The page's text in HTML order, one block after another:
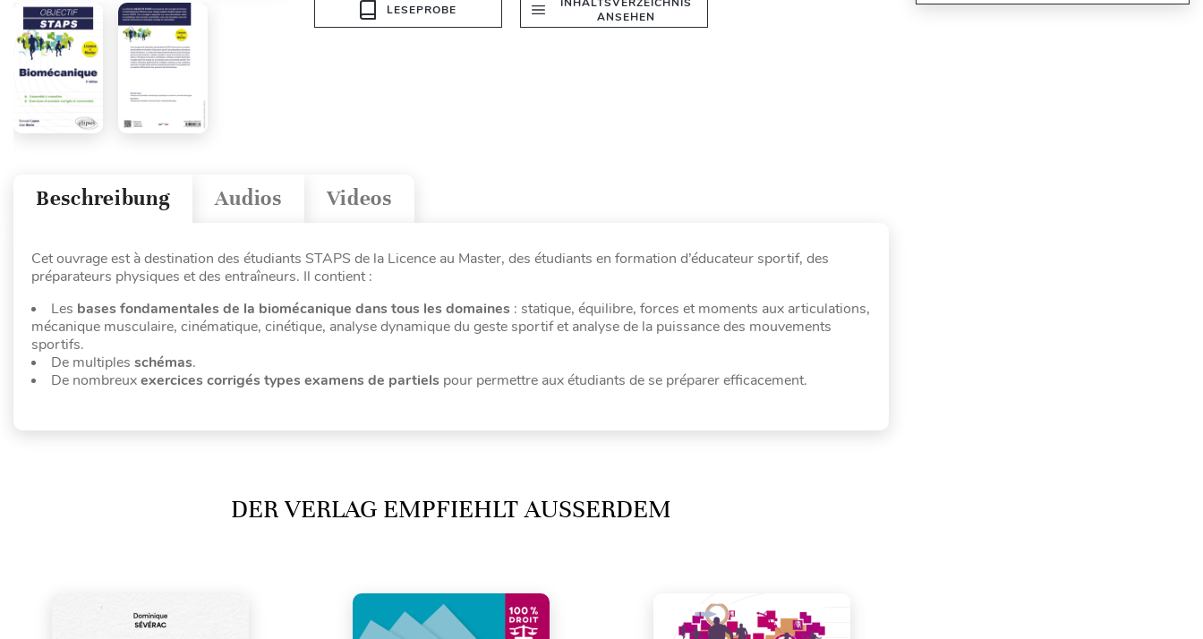
LESEPROBE
ANSEHEN
Videos
Audios
Beschreibung
Cet ouvrage est à destination des étudiants STAPS de la Licence au Master, des étudiants en formation d’éducateur sportif, des
préparateurs physiques et des entraîneurs. Il contient :
Les bases fondamentales de la biomécanique dans tous les domaines : statique, équilibre, forces et moments aux articulations,
mécanique musculaire, cinématique, cinétique, analyse dynamique du geste sportif et analyse de la puissance des mouvements
sportifs.
De multiples schémas.
De nombreuxexercices corrigés types examens de partiels pour permettre aux étudiants de se préparer efficacement.
DER VERLAG EMPFIEHLT AUSSERDEM